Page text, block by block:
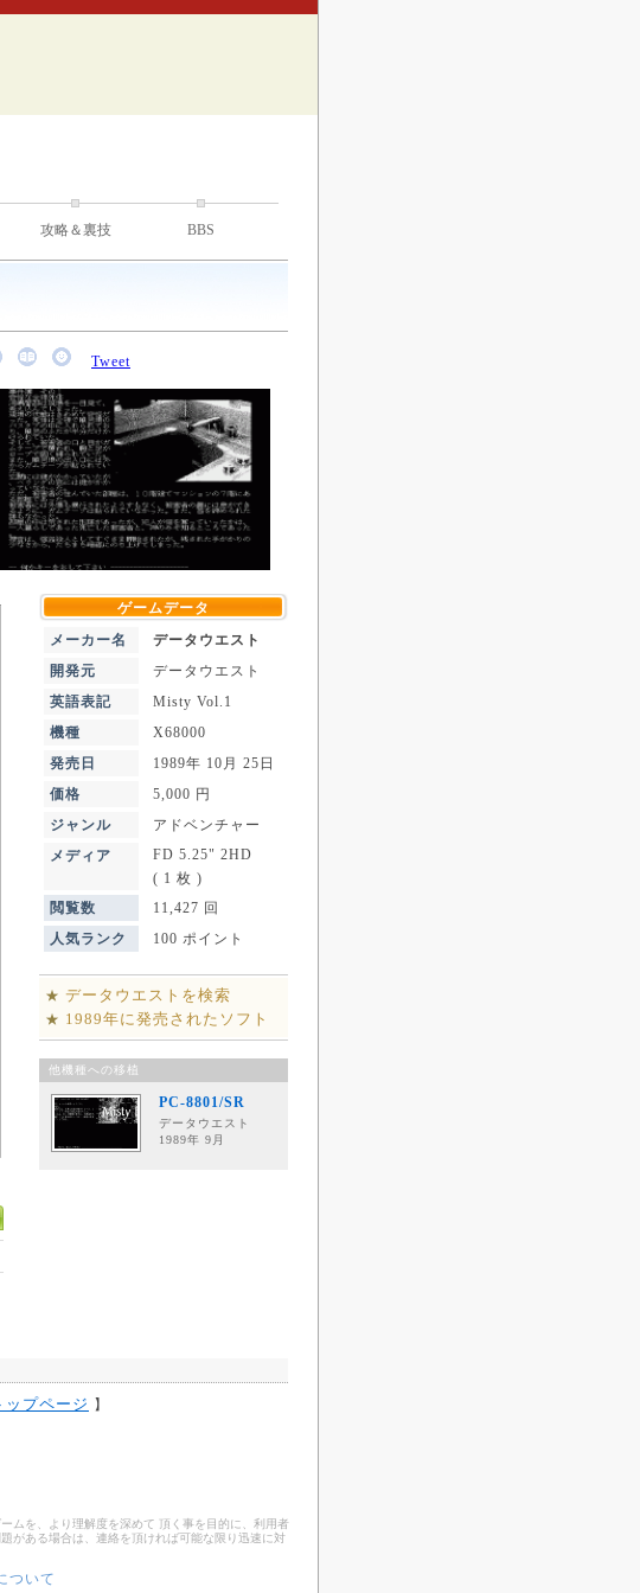
攻略＆裏技 BBS
Tweet
ゲームデータ
メーカー名
データウエスト
開発元
データウエスト
英語表記
Misty Vol.1
機種
X68000
発売日
1989年 10月 25日
価格
5,000 円
ジャンル
アドベンチャー
メディア
FD 5.25" 2HD
( 1 枚 )
閲覧数
11,427 回
人気ランク
100 ポイント
★ データウエストを検索
★ 1989年に発売されたソフト
他機種への移植
PC-8801/SR
データウエスト
1989年 9月
ップページ 】
ムを、より理解度を深めて 頂く事を目的に、利用者
がある場合は、連絡を頂ければ可能な限り迅速に対
ついて